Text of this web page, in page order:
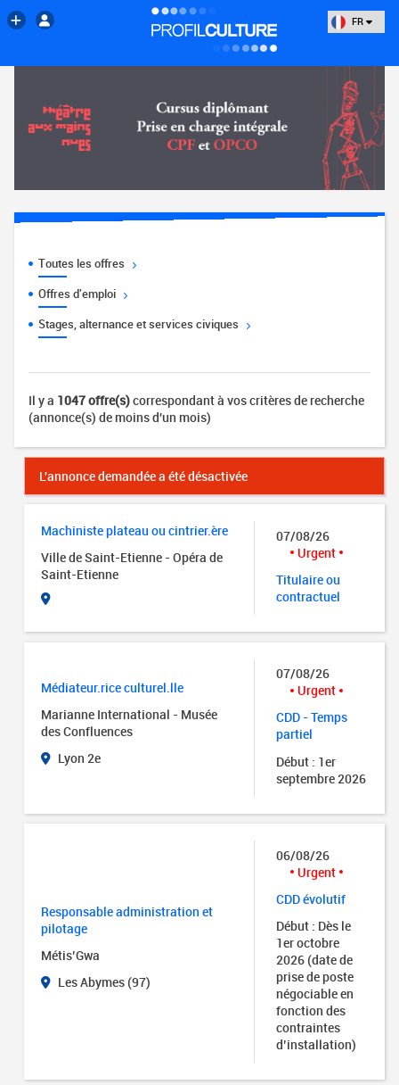
FR
Toutes les offres
Offres d'emploi
Stages, alternance et services civiques
Il y a 1047 offre(s)correspondant à vos critères de recherche
(annonce(s) de moins d'un mois)
L'annonce demandée a été désactivée
Machiniste plateau ou cintrier.ère
Ville de Saint-Etienne - Opéra de
Saint-Etienne
07/08/26
Urgent
Titulaire ou
contractuel
Médiateur.rice culturel.lle
Marianne International - Musée
des Confluences
Lyon 2e
07/08/26
Urgent
CDD - Temps
partiel
Début : 1er
septembre 2026
Responsable administration et
pilotage
Métis’Gwa
Les Abymes (97)
06/08/26
Urgent
CDD évolutif
Début : Dès le
1er octobre
2026 (date de
prise de poste
négociable en
fonction des
contraintes
d’installation)